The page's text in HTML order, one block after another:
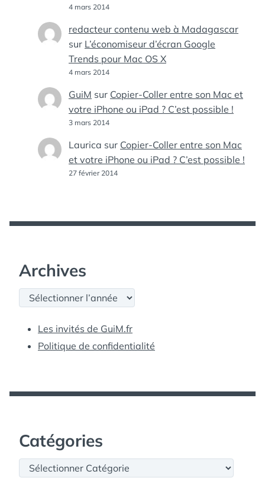
4 mars 2014
redacteur contenu web à Madagascar
sur L’économiseur d’écran Google
Trends pour Mac OS X
4 mars 2014
GuiM sur Copier-Coller entre son Mac et
votre iPhone ou iPad ? C’est possible !
3 mars 2014
Laurica sur Copier-Coller entre son Mac
et votre iPhone ou iPad ? C’est possible !
27 février 2014
Archives
Archives
Les invités de GuiM.fr
Politique de confidentialité
Catégories
Catégories